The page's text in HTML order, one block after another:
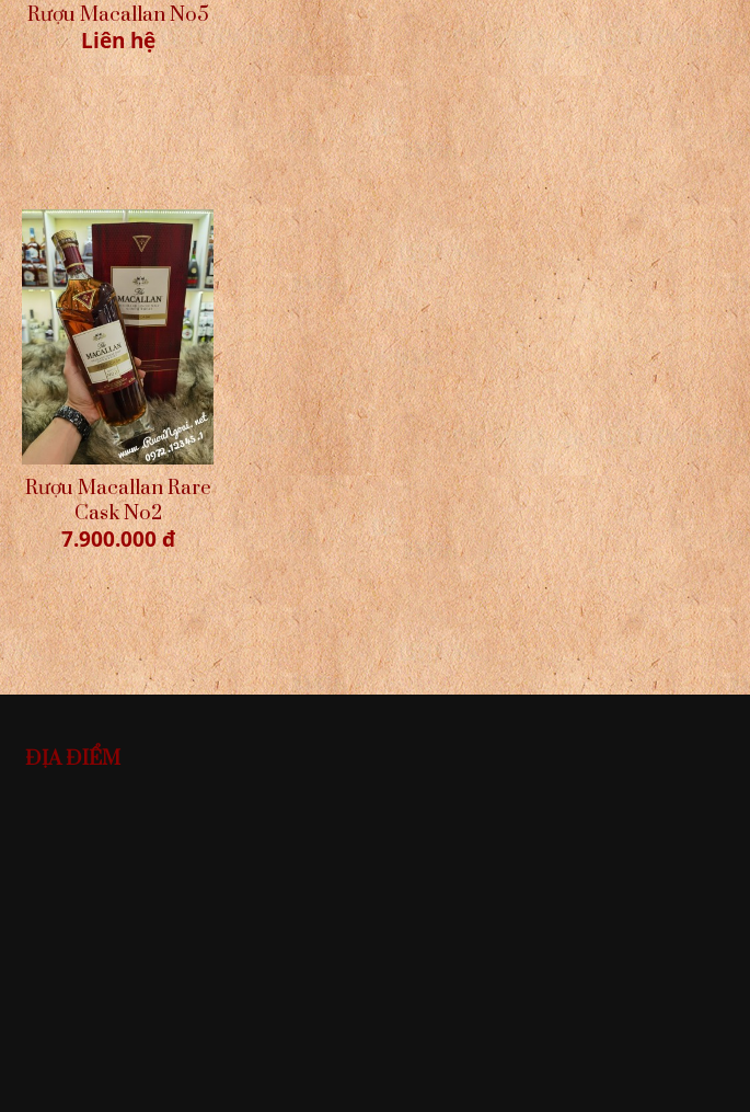
Rượu Macallan No5
Liên hệ
Rượu Macallan Rare
Cask No2
7.900.000 đ
ĐỊA ĐIỂM